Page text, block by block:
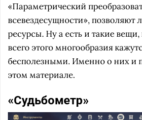
«Параметрический
всевездесущности», позволяют
ресурсы. Ну а есть и такие
всего этого многообразия
бесполезными. Именно о них и
этом материале.
«Судьбометр»